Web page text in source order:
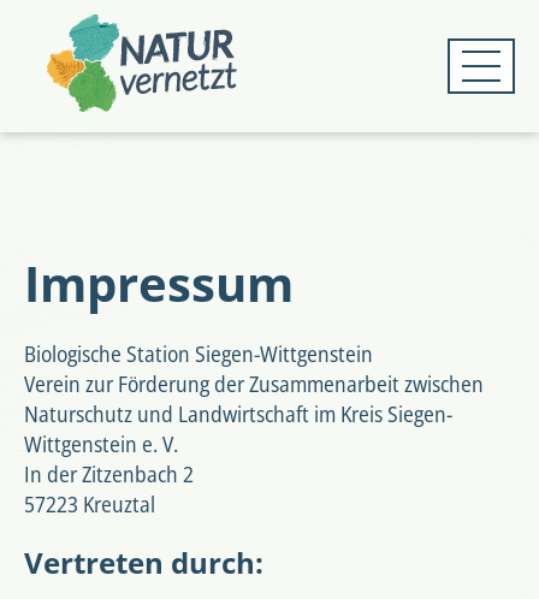
Hauptmenü
springen
Hauptinhalt
springen
Impressum
Biologische Station Siegen-Wittgenstein
Verein zur Förderung der Zusammenarbeit zwischen
Naturschutz und Landwirtschaft im Kreis Siegen-
Wittgenstein e. V.
In der Zitzenbach 2
57223 Kreuztal
Vertreten durch: